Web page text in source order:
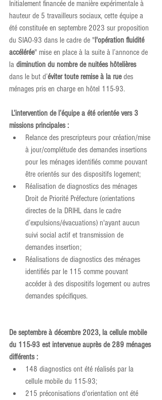
Initialement financée de manière expérimentale à
hauteur de 5 travailleurs sociaux, cette équipe a
été constituée en septembre 2023 sur proposition
du SIAO-93 dans le cadre de "l'opération fluidité
accélérée" mise en place à la suite à l’annonce de
la diminution du nombre de nuitées hôtelières
dans le but d’éviter toute remise à la rue des
ménages pris en charge en hôtel 115-93.
L’intervention de l’équipe a été orientée vers 3
missions principales :
Relance des prescripteurs pour création/mise
à jour/complétude des demandes insertions
pour les ménages identifiés comme pouvant
être orientés sur des dispositifs logement;
Réalisation de diagnostics des ménages
Droit de Priorité Préfecture (orientations
directes de la DRIHL dans le cadre
d’expulsions/évacuations) n'ayant aucun
suivi social actif et transmission de
demandes insertion;
Réalisations de diagnostics des ménages
identifiés par le 115 comme pouvant
accéder à des dispositifs logement ou autres
demandes spécifiques.
De septembre à décembre 2023, la cellule mobile
du 115-93 est intervenue auprès de 289 ménages
différents :
148 diagnostics ont été réalisés par la
cellule mobile du 115-93;
215 préconisations d'orientation ont été